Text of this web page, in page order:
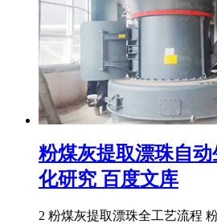
粉煤灰提取漂珠自
化研究 百度文库
2 粉煤灰提取漂珠全工艺流程